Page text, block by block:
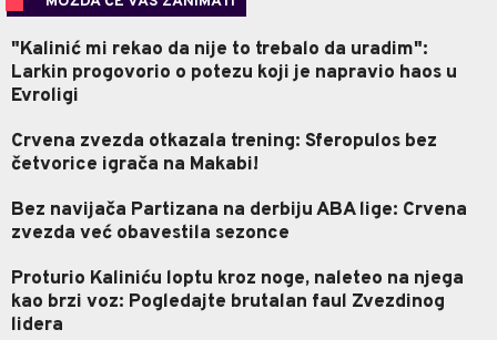
"Kalinić mi rekao da nije to trebalo da uradim":
Larkin progovorio o potezu koji je napravio haos u
Evroligi
Crvena zvezda otkazala trening: Sferopulos bez
četvorice igrača na Makabi!
Bez navijača Partizana na derbiju ABA lige: Crvena
zvezda već obavestila sezonce
Proturio Kaliniću loptu kroz noge, naleteo na njega
kao brzi voz: Pogledajte brutalan faul Zvezdinog
lidera